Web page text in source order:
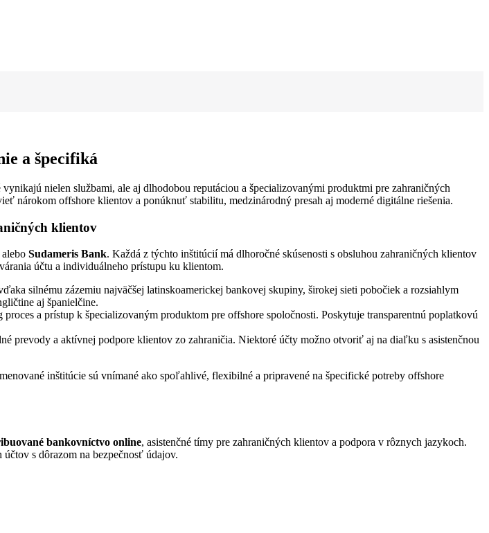
a špecifiká
nielen službami, ale aj dlhodobou reputáciou a špecializovanými produktmi pre zahraničných
nárokom offshore klientov a ponúknuť stabilitu, medzinárodný presah aj moderné digitálne riešenia.
klientov
alebo Sudameris Bank. Každá z týchto inštitúcií má dlhoročné skúsenosti s obsluhou zahraničných klientov
účtu a individuálneho prístupu ku klientom.
silnému zázemiu najväčšej latinskoamerickej bankovej skupiny, širokej sieti pobočiek a rozsiahlym
aj španielčine.
a prístup k špecializovaným produktom pre offshore spoločnosti. Poskytuje transparentnú poplatkovú
prevody a aktívnej podpore klientov zo zahraničia. Niektoré účty možno otvoriť aj na diaľku s asistenčnou
inštitúcie sú vnímané ako spoľahlivé, flexibilné a pripravené na špecifické potreby offshore
bankovníctvo online, asistenčné tímy pre zahraničných klientov a podpora v rôznych jazykoch.
s dôrazom na bezpečnosť údajov.